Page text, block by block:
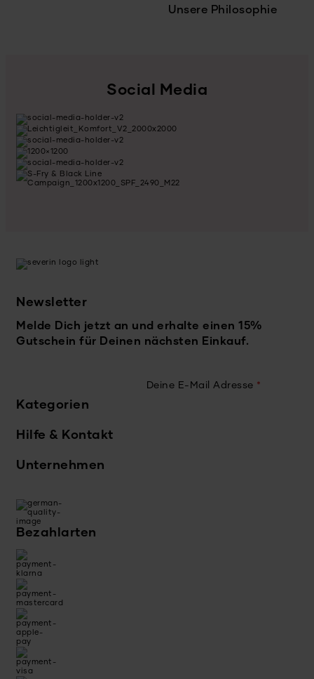
Unsere Philosophie
Social Media
Newsletter
Melde Dich jetzt an und erhalte einen 15%
Gutschein für Deinen nächsten Einkauf.
Deine E-Mail Adresse *
Kategorien
Hilfe & Kontakt
Unternehmen
Bezahlarten